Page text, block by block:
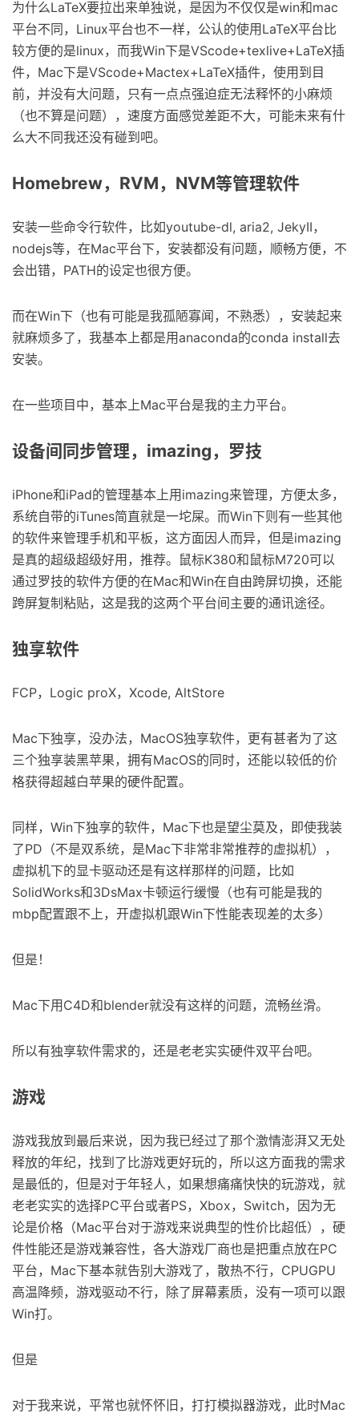
为什么LaTeX要拉出来单独说，是因为不仅仅是win和mac
平台不同，Linux平台也不一样，公认的使用LaTeX平台比
较方便的是linux，而我Win下是VScode+texlive+LaTeX插
件，Mac下是VScode+Mactex+LaTeX插件，使用到目
前，并没有大问题，只有一点点强迫症无法释怀的小麻烦
（也不算是问题），速度方面感觉差距不大，可能未来有什
么大不同我还没有碰到吧。
Homebrew，RVM，NVM等管理软件
安装一些命令行软件，比如youtube-dl, aria2, JekyII，
nodejs等，在Mac平台下，安装都没有问题，顺畅方便，不
会出错，PATH的设定也很方便。
而在Win下（也有可能是我孤陋寡闻，不熟悉），安装起来
就麻烦多了，我基本上都是用anaconda的conda install去
安装。
在一些项目中，基本上Mac平台是我的主力平台。
设备间同步管理，imazing，罗技
iPhone和iPad的管理基本上用imazing来管理，方便太多，
系统自带的iTunes简直就是一坨屎。而Win下则有一些其他
的软件来管理手机和平板，这方面因人而异，但是imazing
是真的超级超级好用，推荐。鼠标K380和鼠标M720可以
通过罗技的软件方便的在Mac和Win在自由跨屏切换，还能
跨屏复制粘贴，这是我的这两个平台间主要的通讯途径。
独享软件
FCP，Logic proX，Xcode, AltStore
Mac下独享，没办法，MacOS独享软件，更有甚者为了这
三个独享装黑苹果，拥有MacOS的同时，还能以较低的价
格获得超越白苹果的硬件配置。
同样，Win下独享的软件，Mac下也是望尘莫及，即使我装
了PD（不是双系统，是Mac下非常非常推荐的虚拟机），
虚拟机下的显卡驱动还是有这样那样的问题，比如
SolidWorks和3DsMax卡顿运行缓慢（也有可能是我的
mbp配置跟不上，开虚拟机跟Win下性能表现差的太多）
但是！
Mac下用C4D和blender就没有这样的问题，流畅丝滑。
所以有独享软件需求的，还是老老实实硬件双平台吧。
游戏
游戏我放到最后来说，因为我已经过了那个激情澎湃又无处
释放的年纪，找到了比游戏更好玩的，所以这方面我的需求
是最低的，但是对于年轻人，如果想痛痛快快的玩游戏，就
老老实实的选择PC平台或者PS，Xbox，Switch，因为无
论是价格（Mac平台对于游戏来说典型的性价比超低），硬
件性能还是游戏兼容性，各大游戏厂商也是把重点放在PC
平台，Mac下基本就告别大游戏了，散热不行，CPUGPU
高温降频，游戏驱动不行，除了屏幕素质，没有一项可以跟
Win打。
但是
对于我来说，平常也就怀怀旧，打打模拟器游戏，此时Mac